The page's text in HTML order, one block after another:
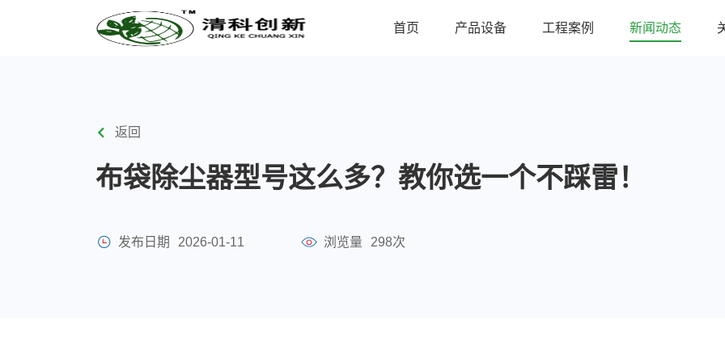
首页 产品设备 工程案例 新闻动态
返回
布袋除尘器型号这么多？教你选一个不踩雷！
发布日期 2026-01-11 浏览量 298次